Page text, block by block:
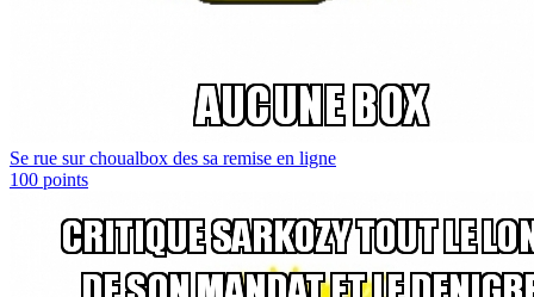
Se rue sur choualbox des sa remise en ligne
100 points